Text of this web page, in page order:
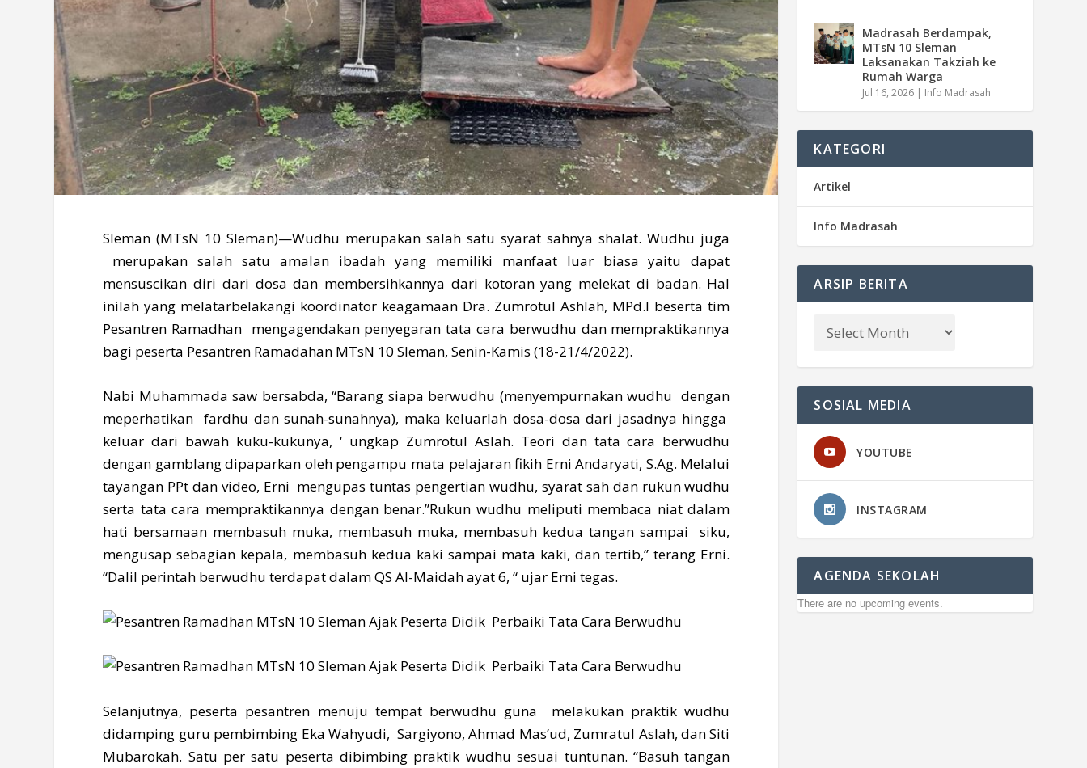
Sleman (MTsN 10 Sleman)—Wudhu merupakan salah satu syarat sahnya shalat. Wudhu juga
merupakan salah satu amalan ibadah yang memiliki manfaat luar biasa yaitu dapat
mensuscikan diri dari dosa dan membersihkannya dari kotoran yang melekat di badan. Hal
inilah yang melatarbelakangi koordinator keagamaan Dra. Zumrotul Ashlah, MPd.I beserta tim
Pesantren Ramadhan mengagendakan penyegaran tata cara berwudhu dan mempraktikannya
bagi peserta Pesantren Ramadahan MTsN 10 Sleman, Senin-Kamis (18-21/4/2022).
Nabi Muhammada saw bersabda, “Barang siapa berwudhu (menyempurnakan wudhu dengan
meperhatikan fardhu dan sunah-sunahnya), maka keluarlah dosa-dosa dari jasadnya hingga
keluar dari bawah kuku-kukunya, ‘ ungkap Zumrotul Aslah. Teori dan tata cara berwudhu
dengan gamblang dipaparkan oleh pengampu mata pelajaran fikih Erni Andaryati, S.Ag. Melalui
tayangan PPt dan video, Erni mengupas tuntas pengertian wudhu, syarat sah dan rukun wudhu
serta tata cara mempraktikannya dengan benar.”Rukun wudhu meliputi membaca niat dalam
hati bersamaan membasuh muka, membasuh muka, membasuh kedua tangan sampai siku,
mengusap sebagian kepala, membasuh kedua kaki sampai mata kaki, dan tertib,” terang Erni.
“Dalil perintah berwudhu terdapat dalam QS Al-Maidah ayat 6, “ ujar Erni tegas.
Selanjutnya, peserta pesantren menuju tempat berwudhu guna melakukan praktik wudhu
didamping guru pembimbing Eka Wahyudi, Sargiyono, Ahmad Mas’ud, Zumratul Aslah, dan Siti
Mubarokah. Satu per satu peserta dibimbing praktik wudhu sesuai tuntunan. “Basuh tangan
Madrasah Berdampak,
MTsN 10 Sleman
Laksanakan Takziah ke
Rumah Warga
Jul 16, 2026 | Info Madrasah
KATEGORI
Artikel
Info Madrasah
ARSIP BERITA
SOSIAL MEDIA
YOUTUBE
INSTAGRAM
AGENDA SEKOLAH
There are no upcoming events.